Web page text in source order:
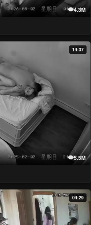
4.3M
14:37
5.5M
04:29